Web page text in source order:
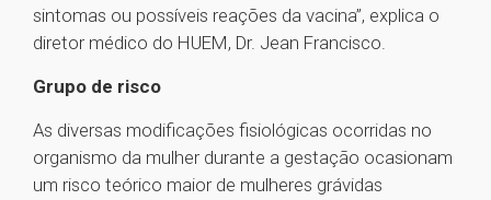
sintomas ou possíveis reações da vacina”, explica o
diretor médico do HUEM, Dr. Jean Francisco.
Grupo de risco
As diversas modificações fisiológicas ocorridas no
organismo da mulher durante a gestação ocasionam
um risco teórico maior de mulheres grávidas